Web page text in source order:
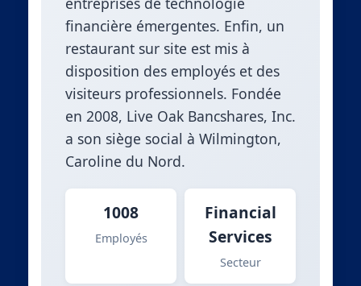
financière émergentes. Enfin, un
restaurant sur site est mis à
disposition des employés et des
visiteurs professionnels. Fondée
en 2008, Live Oak Bancshares, Inc.
a son siège social à Wilmington,
Caroline du Nord.
1008
Employés
Financial
Services
Secteur